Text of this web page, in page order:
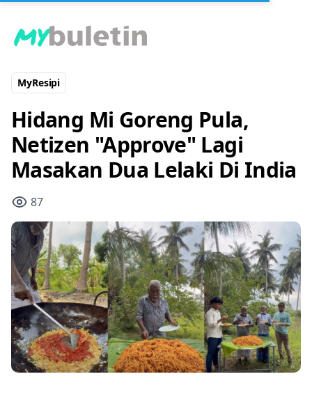
MyResipi
Hidang Mi Goreng Pula,
Netizen "Approve" Lagi
Masakan Dua Lelaki Di India
87